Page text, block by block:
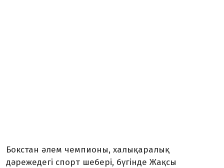
Бокстан әлем чемпионы, халықаралық
дәрежедегі спорт шебері, бүгінде Жақсы